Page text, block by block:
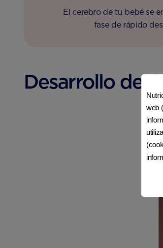
El cerebro de tu bebé se
fase de rápido
Desarrollo del
web